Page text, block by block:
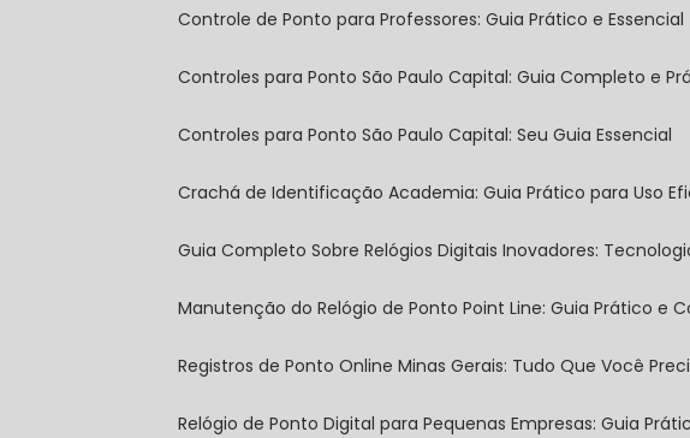
Controle de Ponto para Professores: Guia Prático e Essencial
Controles para Ponto São Paulo Capital: Guia Completo e
Controles para Ponto São Paulo Capital: Seu Guia Essencial
Crachá de Identificação Academia: Guia Prático para Uso
Guia Completo Sobre Relógios Digitais Inovadores:
Manutenção do Relógio de Ponto Point Line: Guia Prático e
Registros de Ponto Online Minas Gerais: Tudo Que Você
Relógio de Ponto Digital para Pequenas Empresas: Guia